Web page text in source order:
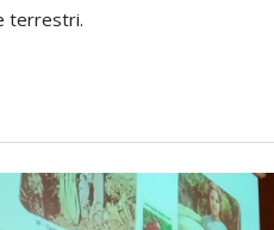
terrestri.